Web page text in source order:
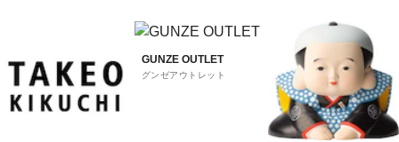
GUNZE OUTLET
グンゼアウトレット